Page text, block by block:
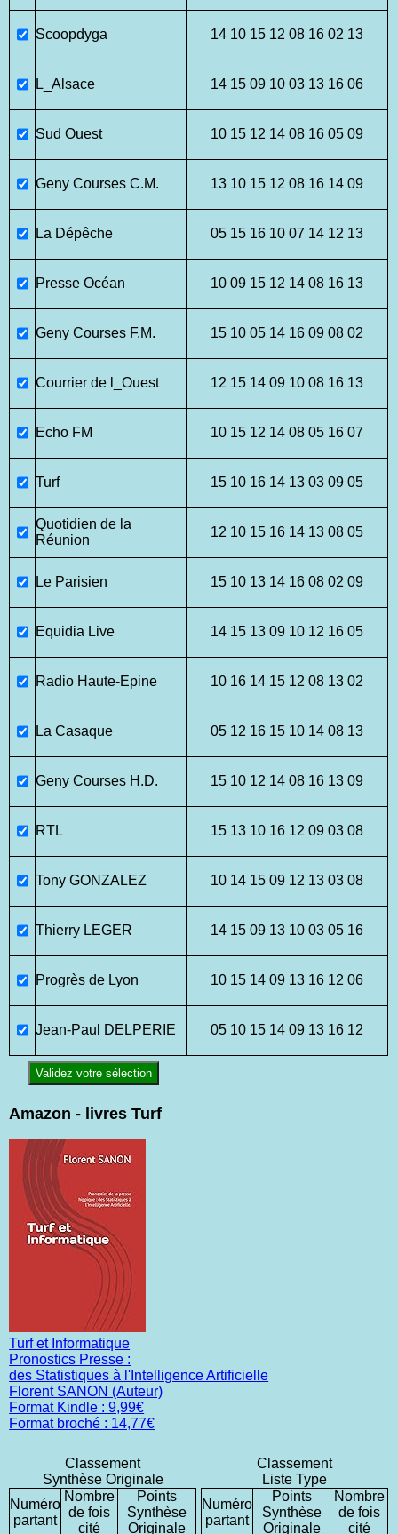
Scoopdyga 14 10 15 12 08 16 02 13
L_Alsace 14 15 09 10 03 13 16 06
Sud Ouest 10 15 12 14 08 16 05 09
Geny Courses C.M. 13 10 15 12 08 16 14 09
La Dépêche 05 15 16 10 07 14 12 13
Presse Océan 10 09 15 12 14 08 16 13
Geny Courses F.M. 15 10 05 14 16 09 08 02
Courrier de l_Ouest 12 15 14 09 10 08 16 13
Echo FM 10 15 12 14 08 05 16 07
Turf 15 10 16 14 13 03 09 05
Quotidien de la
Réunion
12 10 15 16 14 13 08 05
Le Parisien 15 10 13 14 16 08 02 09
Equidia Live 14 15 13 09 10 12 16 05
Radio Haute-Epine 10 16 14 15 12 08 13 02
La Casaque 05 12 16 15 10 14 08 13
Geny Courses H.D. 15 10 12 14 08 16 13 09
RTL 15 13 10 16 12 09 03 08
Tony GONZALEZ 10 14 15 09 12 13 03 08
Thierry LEGER 14 15 09 13 10 03 05 16
Progrès de Lyon 10 15 14 09 13 16 12 06
Jean-Paul DELPERIE 05 10 15 14 09 13 16 12
Validez votre sélection
Amazon - livres Turf
Turf et Informatique
Pronostics Presse :
des Statistiques à l'Intelligence Artificielle
Florent SANON (Auteur)
Format Kindle : 9,99€
Format broché : 14,77€
Classement
Synthèse Originale
Numéro
partant
Nombre
de fois
cité
Points
Synthèse
Originale
Classement
Liste Type
Numéro
partant
Points
Synthèse
Originale
Nombre
de fois
cité